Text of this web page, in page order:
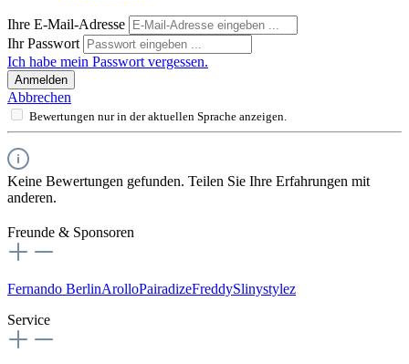
Ihre E-Mail-Adresse
Ihr Passwort
Ich habe mein Passwort vergessen.
Anmelden
Abbrechen
Bewertungen nur in der aktuellen Sprache anzeigen.
Keine Bewertungen gefunden. Teilen Sie Ihre Erfahrungen mit
anderen.
Freunde & Sponsoren
Fernando BerlinArolloPairadizeFreddySlinystylez
Service